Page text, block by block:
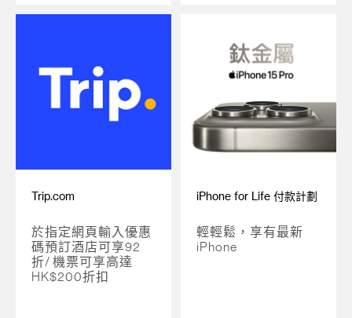
Trip.com
於指定網頁輸入優惠
碼預訂酒店可享92
折/ 機票可享高達
HK$200折扣
iPhone for Life 付款計劃
輕輕鬆，享有最新
iPhone